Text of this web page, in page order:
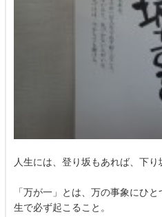
人生には、登り坂もあれば、下り
「万が一」とは、万の事象にひ
生で必ず起こること。